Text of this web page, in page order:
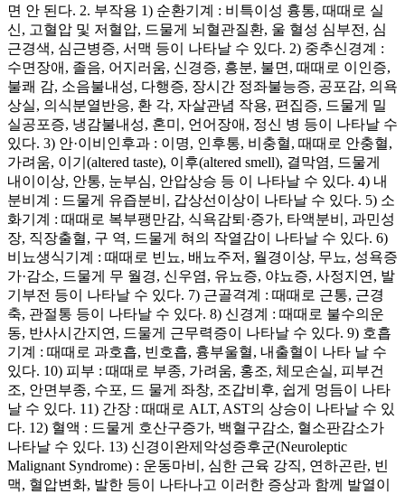
면 안 된다. 2. 부작용 1) 순환기계 : 비특이성 흉통, 때때로 실
신, 고혈압 및 저혈압, 드물게 뇌혈관질환, 울 혈성 심부전, 심
근경색, 심근병증, 서맥 등이 나타날 수 있다. 2) 중추신경계 :
수면장애, 졸음, 어지러움, 신경증, 흥분, 불면, 때때로 이인증,
불쾌 감, 소음불내성, 다행증, 장시간 정좌불능증, 공포감, 의욕
상실, 의식분열반응, 환 각, 자살관념 작용, 편집증, 드물게 밀
실공포증, 냉감불내성, 혼미, 언어장애, 정신 병 등이 나타날 수
있다. 3) 안·이비인후과 : 이명, 인후통, 비충혈, 때때로 안충혈,
가려움, 이기(altered taste), 이후(altered smell), 결막염, 드물게
내이이상, 안통, 눈부심, 안압상승 등 이 나타날 수 있다. 4) 내
분비계 : 드물게 유즙분비, 갑상선이상이 나타날 수 있다. 5) 소
화기계 : 때때로 복부팽만감, 식욕감퇴·증가, 타액분비, 과민성
장, 직장출혈, 구 역, 드물게 혀의 작열감이 나타날 수 있다. 6)
비뇨생식기계 : 때때로 빈뇨, 배뇨주저, 월경이상, 무뇨, 성욕증
가·감소, 드물게 무 월경, 신우염, 유뇨증, 야뇨증, 사정지연, 발
기부전 등이 나타날 수 있다. 7) 근골격계 : 때때로 근통, 근경
축, 관절통 등이 나타날 수 있다. 8) 신경계 : 때때로 불수의운
동, 반사시간지연, 드물게 근무력증이 나타날 수 있다. 9) 호흡
기계 : 때때로 과호흡, 빈호흡, 흉부울혈, 내출혈이 나타 날 수
있다. 10) 피부 : 때때로 부종, 가려움, 홍조, 체모손실, 피부건
조, 안면부종, 수포, 드 물게 좌창, 조갑비후, 쉽게 멍듬이 나타
날 수 있다. 11) 간장 : 때때로 ALT, AST의 상승이 나타날 수 있
다. 12) 혈액 : 드물게 호산구증가, 백혈구감소, 혈소판감소가
나타날 수 있다. 13) 신경이완제악성증후군(Neuroleptic
Malignant Syndrome) : 운동마비, 심한 근육 강직, 연하곤란, 빈
맥, 혈압변화, 발한 등이 나타나고 이러한 증상과 함께 발열이